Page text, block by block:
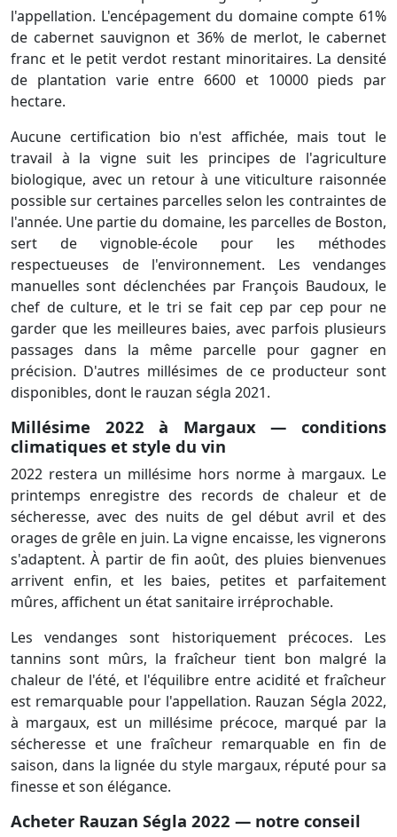
l'appellation. L'encépagement du domaine compte 61%
de cabernet sauvignon et 36% de merlot, le cabernet
franc et le petit verdot restant minoritaires. La densité
de plantation varie entre 6600 et 10000 pieds par
hectare.
Aucune certification bio n'est affichée, mais tout le
travail à la vigne suit les principes de l'agriculture
biologique, avec un retour à une viticulture raisonnée
possible sur certaines parcelles selon les contraintes de
l'année. Une partie du domaine, les parcelles de Boston,
sert de vignoble-école pour les méthodes
respectueuses de l'environnement. Les vendanges
manuelles sont déclenchées par François Baudoux, le
chef de culture, et le tri se fait cep par cep pour ne
garder que les meilleures baies, avec parfois plusieurs
passages dans la même parcelle pour gagner en
précision. D'autres millésimes de ce producteur sont
disponibles, dont le rauzan ségla 2021.
Millésime 2022 à Margaux — conditions
climatiques et style du vin
2022 restera un millésime hors norme à margaux. Le
printemps enregistre des records de chaleur et de
sécheresse, avec des nuits de gel début avril et des
orages de grêle en juin. La vigne encaisse, les vignerons
s'adaptent. À partir de fin août, des pluies bienvenues
arrivent enfin, et les baies, petites et parfaitement
mûres, affichent un état sanitaire irréprochable.
Les vendanges sont historiquement précoces. Les
tannins sont mûrs, la fraîcheur tient bon malgré la
chaleur de l'été, et l'équilibre entre acidité et fraîcheur
est remarquable pour l'appellation. Rauzan Ségla 2022,
à margaux, est un millésime précoce, marqué par la
sécheresse et une fraîcheur remarquable en fin de
saison, dans la lignée du style margaux, réputé pour sa
finesse et son élégance.
Acheter Rauzan Ségla 2022 — notre conseil